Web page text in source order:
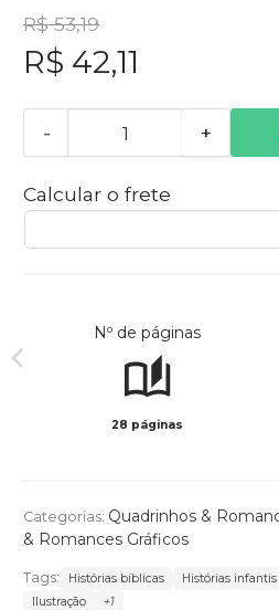
R$ 53,19
R$ 42,11
- +
Calcular o frete
Nº de páginas
28 páginas
Categorias: Quadrinhos &
& Romances Gráficos
Tags: Histórias bíblicas Histórias infantis
Ilustração
+1